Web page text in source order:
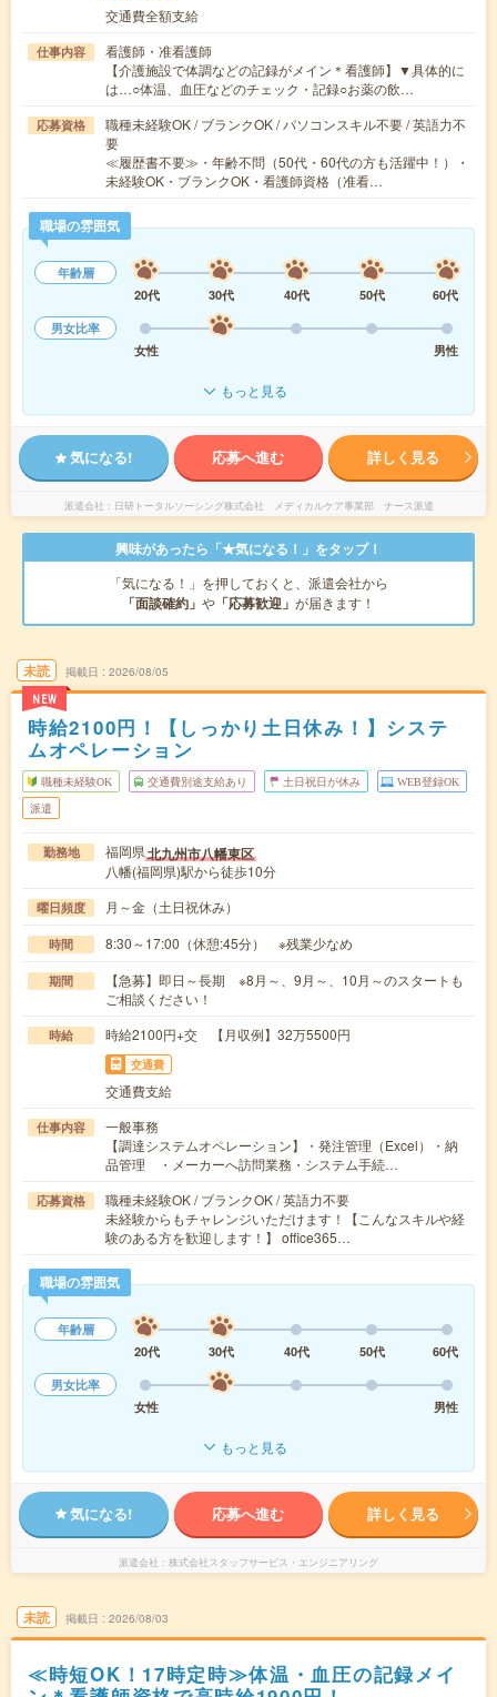
交通費全額支給
仕事内容
看護師・准看護師
【介護施設で体調などの記録がメイン＊看護師】▼具体的に
は…○体温、血圧などのチェック・記録○お薬の飲…
応募資格
職種未経験OK / ブランクOK / パソコンスキル不要 / 英語力不
要
≪履歴書不要≫・年齢不問（50代・60代の方も活躍中！）・
未経験OK・ブランクOK・看護師資格（准看…
職場の雰囲気
年齢層
20代
30代 40代 50代
60代
男女比率
女性
男性
もっと見る
気になる! 応募へ進む 詳しく見る
派遣会社 日研トータルソーシング株式会社 メディカルケア事業部 ナース派遣
興味があったら「★気になる！」をタップ！
「気になる！」を押しておくと、派遣会社から
「面談確約」 や 「応募歓迎」 が届きます！
未読
NEW
掲載日 2026/08/05
時給2100円！【しっかり土日休み！】システ
ムオペレーション
職種未経験OK 交通費別途支給あり 土日祝日が休み WEB登録OK
派遣
勤務地 福岡県北九州市八幡東区
八幡(福岡県)駅から徒歩10分
曜日頻度 月～金（土日祝休み）
時間 8:30～17:00（休憩:45分） ※残業少なめ
期間
【急募】即日～長期 ※8月～、9月～、10月～のスタートも
ご相談ください！
時給 時給2100円+交 【月収例】32万5500円
交通費
交通費支給
仕事内容
一般事務
【調達システムオペレーション】・発注管理（Excel）・納
品管理 ・メーカーへ訪問業務・システム手続…
応募資格
職種未経験OK / ブランクOK / 英語力不要
未経験からもチャレンジいただけます！【こんなスキルや経
験のある方を歓迎します！】 office365…
職場の雰囲気
年齢層
20代
30代 40代 50代
60代
男女比率
女性
男性
もっと見る
気になる! 応募へ進む 詳しく見る
派遣会社 株式会社スタッフサービス・エンジニアリング
未読 掲載日 2026/08/03
≪時短OK！17時定時≫体温・血圧の記録メイ